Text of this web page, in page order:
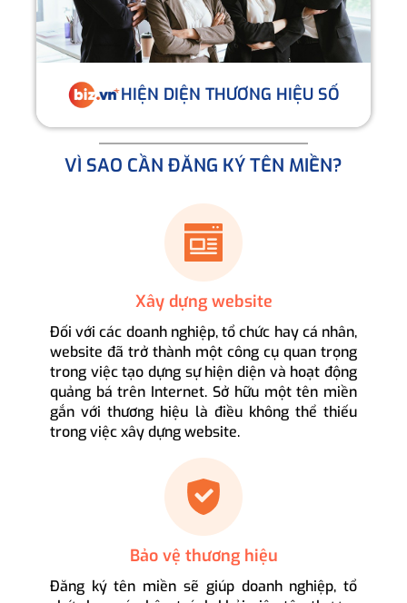
HIỆN DIỆN THƯƠNG HIỆU SỐ
VÌ SAO CẦN ĐĂNG KÝ TÊN MIỀN?
Xây dựng website
Đối với các doanh nghiệp, tổ chức hay cá nhân,
website đã trở thành một công cụ quan trọng
trong việc tạo dựng sự hiện diện và hoạt động
quảng bá trên Internet. Sở hữu một tên miền
gắn với thương hiệu là điều không thể thiếu
trong việc xây dựng website.
Bảo vệ thương hiệu
Đăng ký tên miền sẽ giúp doanh nghiệp, tổ